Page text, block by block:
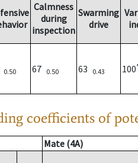
Calmness
during
inspection
Swarming
drive
0.50 67 0.50 63 0.43 100
coefficients of
Mate (4A)